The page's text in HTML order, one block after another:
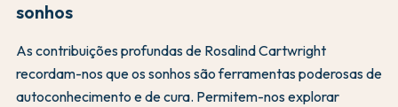
sonhos
As contribuições profundas de Rosalind Cartwright
recordam-nos que os sonhos são ferramentas poderosas de
autoconhecimento e de cura. Permitem-nos explorar